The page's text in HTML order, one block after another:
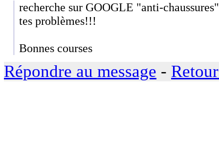
recherche sur GOOGLE "anti-
tes problèmes!!!
Bonnes courses
Répondre au message -